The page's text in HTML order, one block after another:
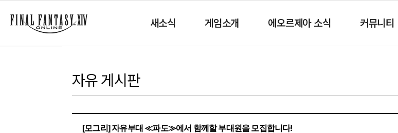
새소식 게임소개 에오르제아 소식 커뮤니티
자유 게시판
[모그리] 자유부대 ≪파도≫에서 함께할 부대원을 모집합니다!